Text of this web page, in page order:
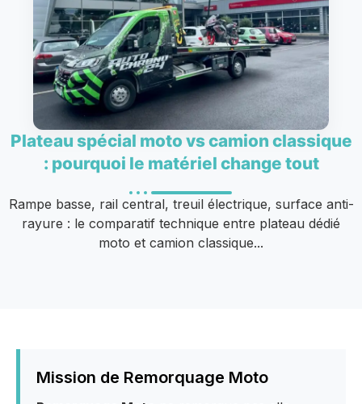
Plateau spécial moto vs camion classique
: pourquoi le matériel change tout
Rampe basse, rail central, treuil électrique, surface anti-
rayure : le comparatif technique entre plateau dédié
moto et camion classique...
Mission de Remorquage Moto